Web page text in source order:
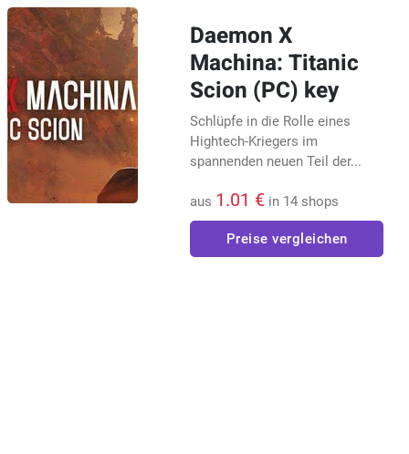
Daemon X
Machina: Titanic
Scion (PC) key
Schlüpfe in die Rolle eines
Hightech-Kriegers im
spannenden neuen Teil der...
aus 1.01 € in 14 shops
Preise vergleichen